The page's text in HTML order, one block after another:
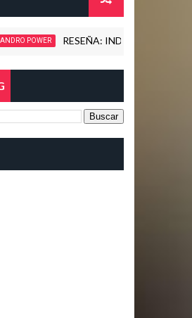
RESEÑA: INDUCTION - LOVE KILLS!